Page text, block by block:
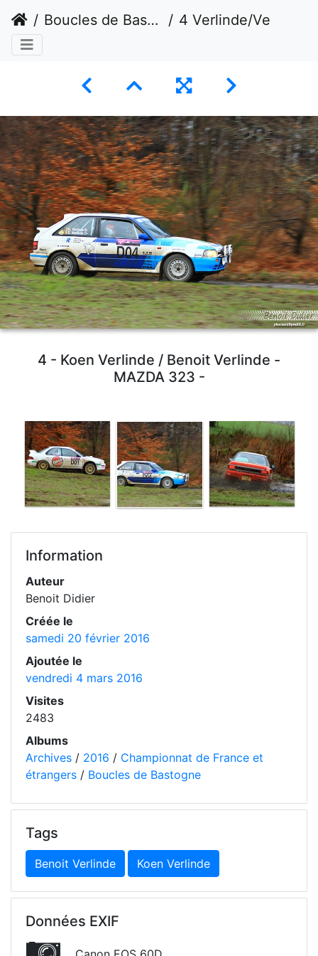
Boucles de Bastogne 4 Verlinde/Verlinde
4 - Koen Verlinde / Benoit Verlinde -
MAZDA 323 -
Information
Auteur
Benoit Didier
Créée le
samedi 20 février 2016
Ajoutée le
vendredi 4 mars 2016
Visites
2483
Albums
Archives / 2016 / Championnat de France et
étrangers / Boucles de Bastogne
Tags
Benoit Verlinde Koen Verlinde
Données EXIF